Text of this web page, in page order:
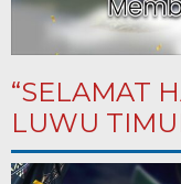
“SELAMAT
LUWU